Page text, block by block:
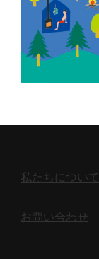
私たちについて
お問い合わせ